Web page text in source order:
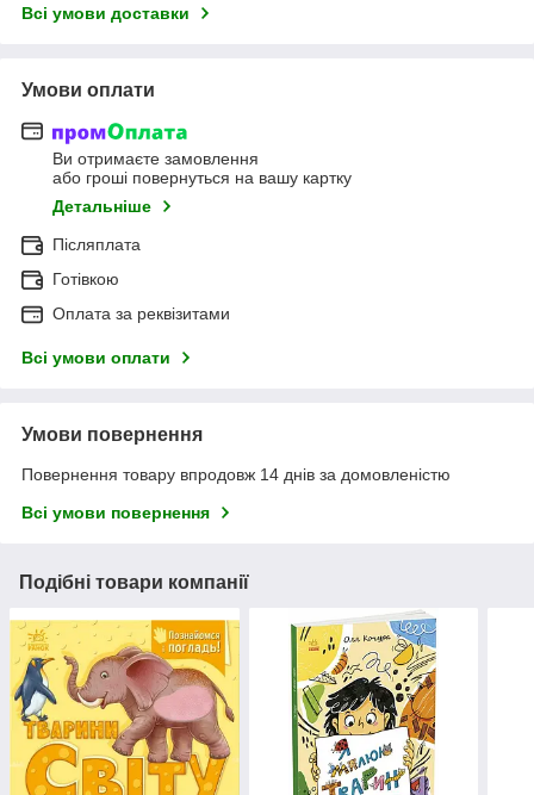
Всі умови доставки
Умови оплати
Ви отримаєте замовлення
або гроші повернуться на вашу картку
Детальніше
Післяплата
Готівкою
Оплата за реквізитами
Всі умови оплати
Умови повернення
Повернення товару впродовж 14 днів за домовленістю
Всі умови повернення
Подібні товари компанії